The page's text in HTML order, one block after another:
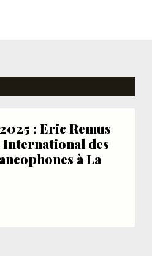
: Eric Remus
International des
à La